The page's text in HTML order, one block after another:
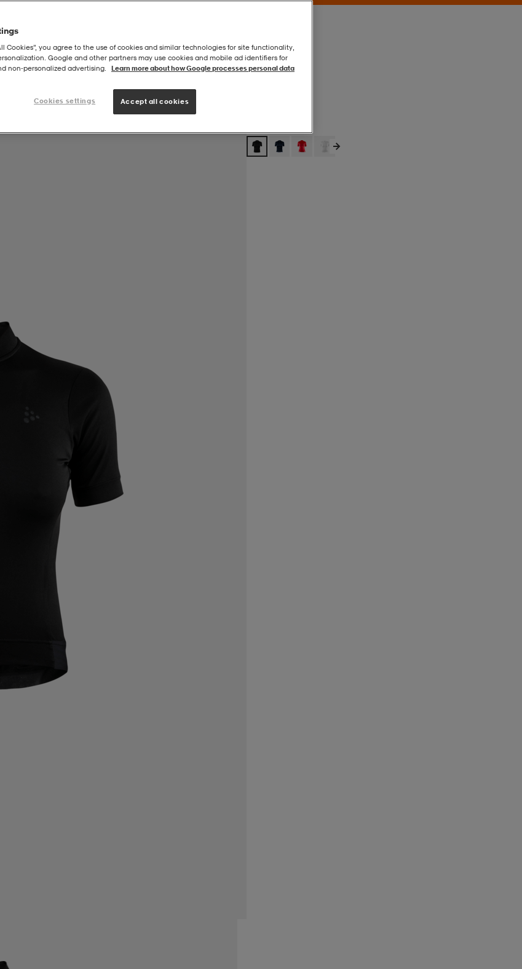
Cookies”, you agree to the use of cookies and similar technologies for site functionality,
Google and other partners may use cookies and mobile ad identifiers for
non‑personalized advertising.
Learn more about how Google processes personal data
Cookies settings Accept all cookies